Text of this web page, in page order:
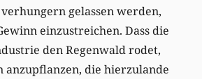
gelassen werden,
einzustreichen. Dass die
den Regenwald rodet,
anzupflanzen, die hierzulande